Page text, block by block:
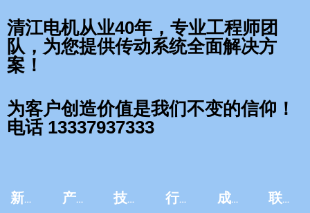
新闻资讯 产品中心 技术服务 行业应用 成功案例 联系我们
清江电机从业40年，专业工程师团
队，为您提供传动系统全面解决方
案！
为客户创造价值是我们不变的信仰！
电话 13337937333